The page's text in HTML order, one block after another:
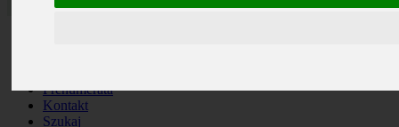
Prenumerata
Kontakt
Szukaj